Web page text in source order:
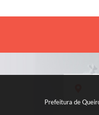
Prefeitura de